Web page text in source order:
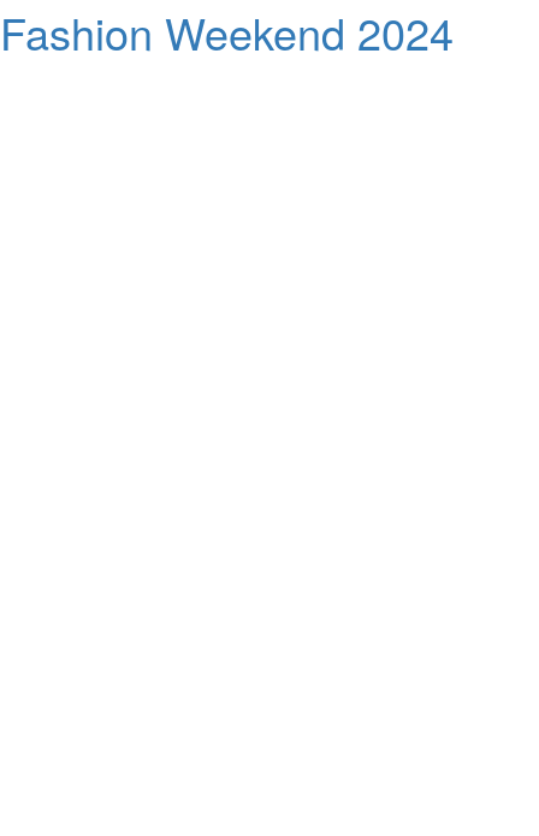
Fashion Weekend 2024